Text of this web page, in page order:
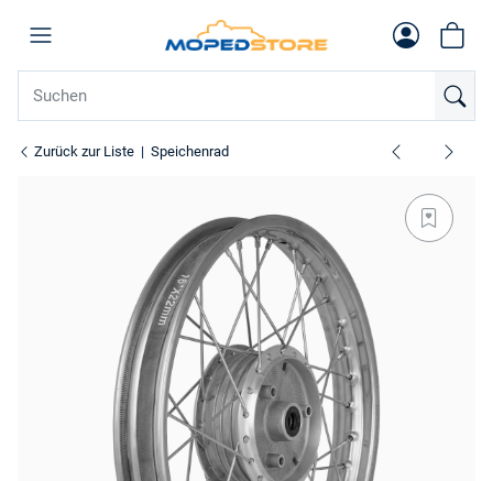
Zurück zur Liste Speichenrad